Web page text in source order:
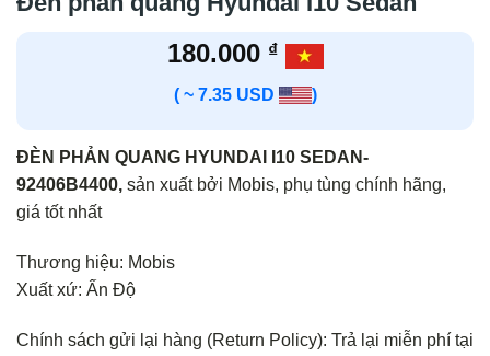
180.000 ₫
( ~ 7.35 USD )
ĐÈN PHẢN QUANG HYUNDAI I10 SEDAN-
92406B4400, sản xuất bởi Mobis, phụ tùng chính hãng,
giá tốt nhất
Thương hiệu: Mobis
Xuất xứ: Ấn Độ
Chính sách gửi lại hàng (Return Policy): Trả lại miễn phí tại